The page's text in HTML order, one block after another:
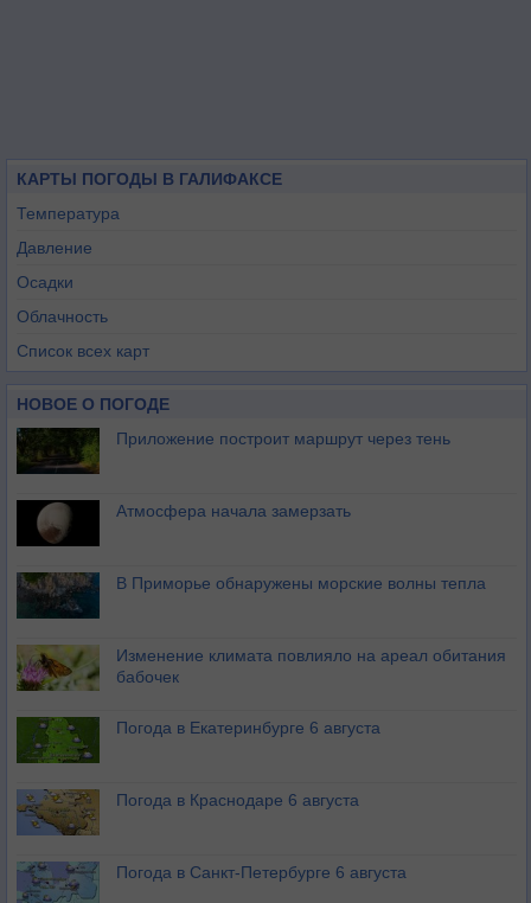
КАРТЫ ПОГОДЫ В ГАЛИФАКСЕ
Температура
Давление
Осадки
Облачность
Список всех карт
НОВОЕ О ПОГОДЕ
Приложение построит маршрут через тень
Атмосфера начала замерзать
В Приморье обнаружены морские волны тепла
Изменение климата повлияло на ареал обитания
бабочек
Погода в Екатеринбурге 6 августа
Погода в Краснодаре 6 августа
Погода в Санкт-Петербурге 6 августа